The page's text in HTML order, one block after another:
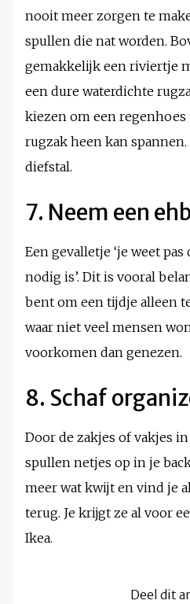
nooit meer zorgen te
spullen die nat worden.
gemakkelijk een riviertje
een dure waterdichte
kiezen om een
rugzak heen kan
diefstal.
7. Neem een
Een gevalletje ‘je weet
nodig is’. Dit is vooral
bent om een tijdje alleen
waar niet veel mensen
voorkomen dan genezen.
8. Schaf
Door de zakjes of vakjes
spullen netjes op in je
meer wat kwijt en vind je
terug. Je krijgt ze al voor
Ikea.
Deel dit